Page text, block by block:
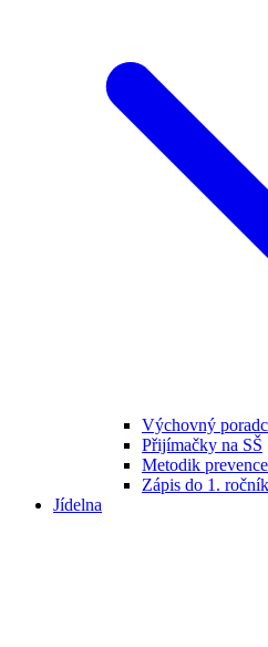
Výchovný
Přijímačky na SŠ
Metodik prevence
Zápis do 1.
Jídelna